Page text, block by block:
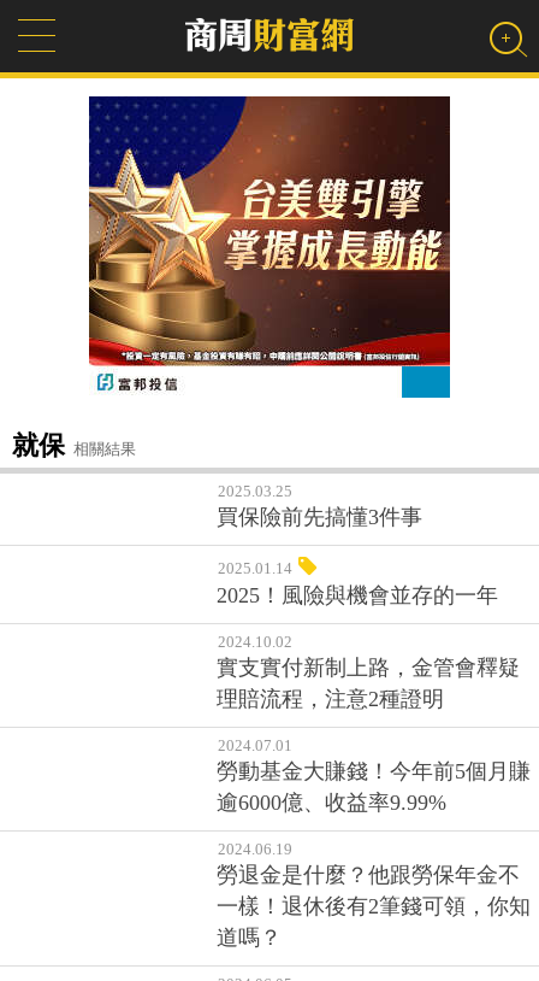
就保 相關結果
2025.03.25
買保險前先搞懂3件事
2025.01.14
2025！風險與機會並存的一年
2024.10.02
實支實付新制上路，金管會釋疑
理賠流程，注意2種證明
2024.07.01
勞動基金大賺錢！今年前5個月賺
逾6000億、收益率9.99%
2024.06.19
勞退金是什麼？他跟勞保年金不
一樣！退休後有2筆錢可領，你知
道嗎？